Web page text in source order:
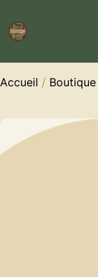
Accueil / Boutique